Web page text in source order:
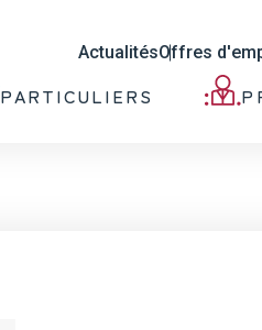
ActualitésOffres
PARTICULIERS